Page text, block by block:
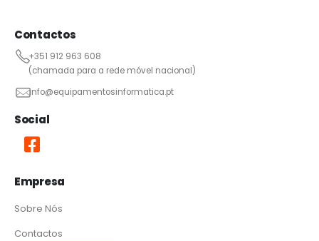
Contactos
+351 912 963 608
(chamada para a rede móvel nacional)
info@equipamentosinformatica.pt
Social
Empresa
Sobre Nós
Contactos